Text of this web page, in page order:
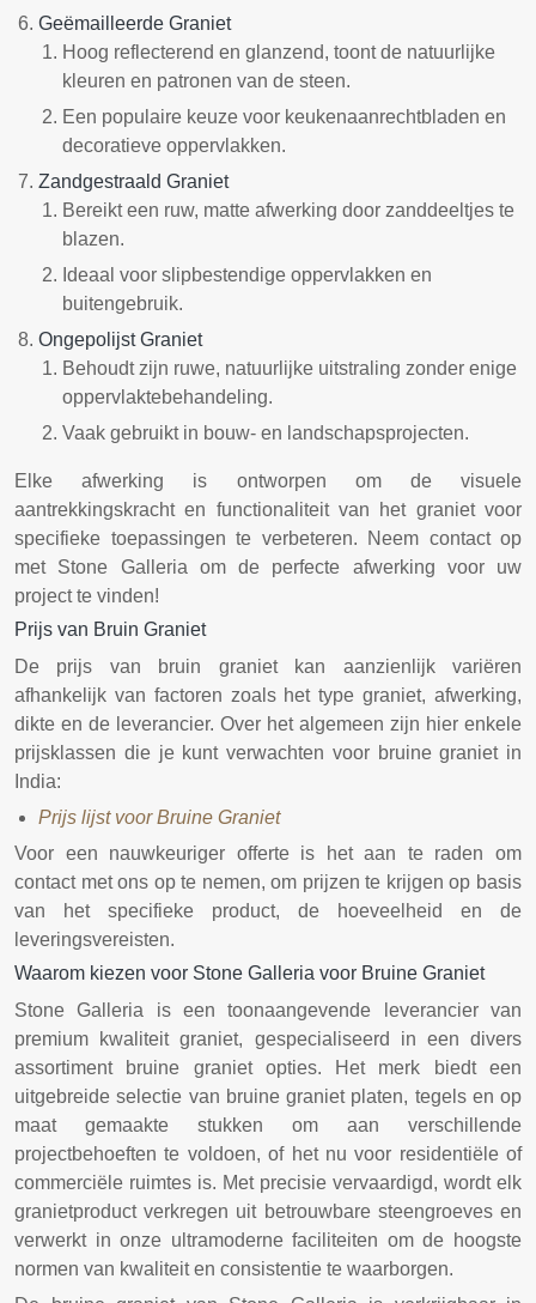
Geëmailleerde Graniet
Hoog reflecterend en glanzend, toont de natuurlijke
kleuren en patronen van de steen.
Een populaire keuze voor keukenaanrechtbladen en
decoratieve oppervlakken.
Zandgestraald Graniet
Bereikt een ruw, matte afwerking door zanddeeltjes te
blazen.
Ideaal voor slipbestendige oppervlakken en
buitengebruik.
Ongepolijst Graniet
Behoudt zijn ruwe, natuurlijke uitstraling zonder enige
oppervlaktebehandeling.
Vaak gebruikt in bouw- en landschapsprojecten.
Elke afwerking is ontworpen om de visuele
aantrekkingskracht en functionaliteit van het graniet voor
specifieke toepassingen te verbeteren. Neem contact op
met Stone Galleria om de perfecte afwerking voor uw
project te vinden!
Prijs van Bruin Graniet
De prijs van bruin graniet kan aanzienlijk variëren
afhankelijk van factoren zoals het type graniet, afwerking,
dikte en de leverancier. Over het algemeen zijn hier enkele
prijsklassen die je kunt verwachten voor bruine graniet in
India:
Prijs lijst voor Bruine Graniet
Voor een nauwkeuriger offerte is het aan te raden om
contact met ons op te nemen, om prijzen te krijgen op basis
van het specifieke product, de hoeveelheid en de
leveringsvereisten.
Waarom kiezen voor Stone Galleria voor Bruine Graniet
Stone Galleria is een toonaangevende leverancier van
premium kwaliteit graniet, gespecialiseerd in een divers
assortiment bruine graniet opties. Het merk biedt een
uitgebreide selectie van bruine graniet platen, tegels en op
maat gemaakte stukken om aan verschillende
projectbehoeften te voldoen, of het nu voor residentiële of
commerciële ruimtes is. Met precisie vervaardigd, wordt elk
granietproduct verkregen uit betrouwbare steengroeves en
verwerkt in onze ultramoderne faciliteiten om de hoogste
normen van kwaliteit en consistentie te waarborgen.